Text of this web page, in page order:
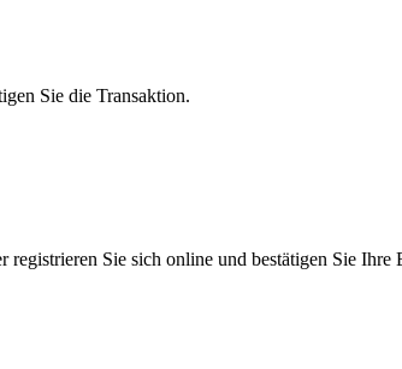
Sie die Transaktion.
Sie sich online und bestätigen Sie Ihre